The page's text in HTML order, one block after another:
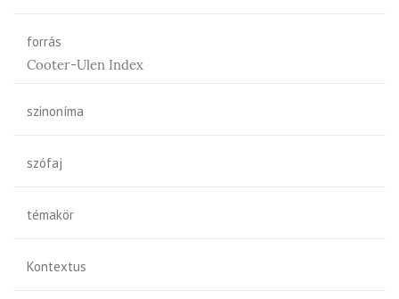
forrás
Cooter-Ulen Index
szinoníma
szófaj
témakör
Kontextus